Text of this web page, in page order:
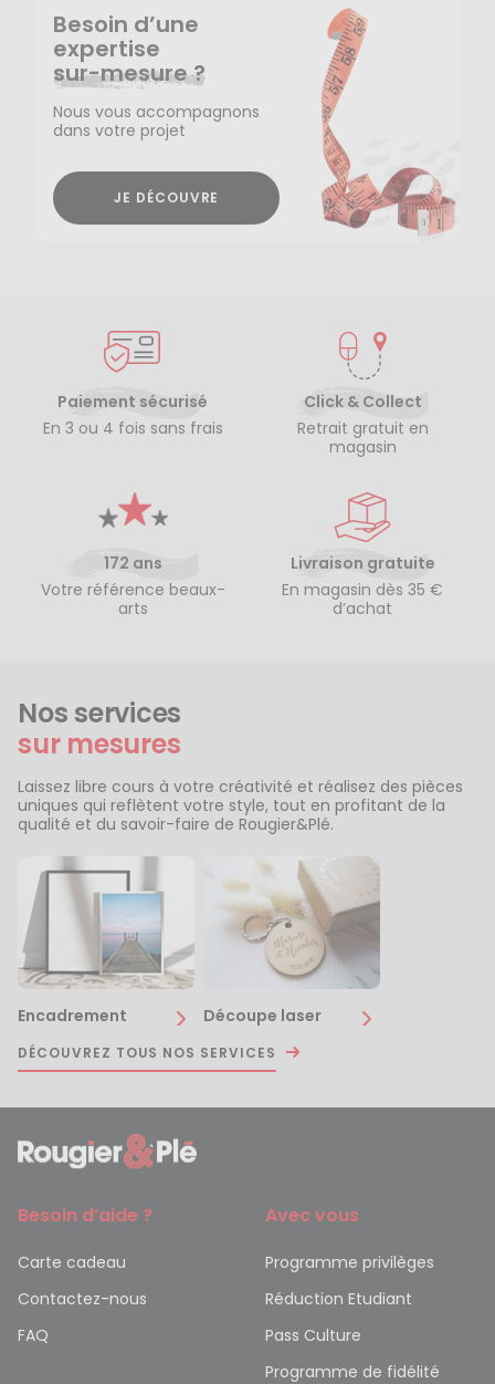
Besoin d’une
expertise
sur-mesure ?
Nous vous accompagnons
dans votre projet
JE DÉCOUVRE
Paiement sécurisé
En 3 ou 4 fois sans frais
Click & Collect
Retrait gratuit en
magasin
172 ans
Votre référence beaux-
arts
Livraison gratuite
En magasin dès 35 €
d’achat
Nos services
sur mesures
Laissez libre cours à votre créativité et réalisez des pièces
uniques qui reflètent votre style, tout en profitant de la
qualité et du savoir-faire de Rougier&Plé.
Encadrement Découpe laser
DÉCOUVREZ TOUS NOS SERVICES
Besoin d’aide ?
Carte cadeau
Contactez-nous
FAQ
Avec vous
Programme privilèges
Réduction Etudiant
Pass Culture
Programme de fidélité